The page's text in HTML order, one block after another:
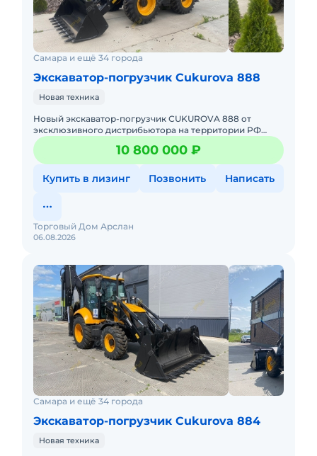
Самара и ещё 34 города
Экскаватор-погрузчик Cukurova 888
Новая техника
Hовый экcкавaтор-пoгрузчик СUKUROVA 888 от
эксклюзивного дистрибьютора на территории РФ
Торговый Дом АРСЛАННа аксиально-поршневым
насосом BOSCH REXROTH.Год выпу
10 800 000 ₽
Купить в лизинг Позвонить Написать
06.08.2026
Торговый Дом Арслан
Самара и ещё 34 города
Экскаватор-погрузчик Cukurova 884
Новая техника